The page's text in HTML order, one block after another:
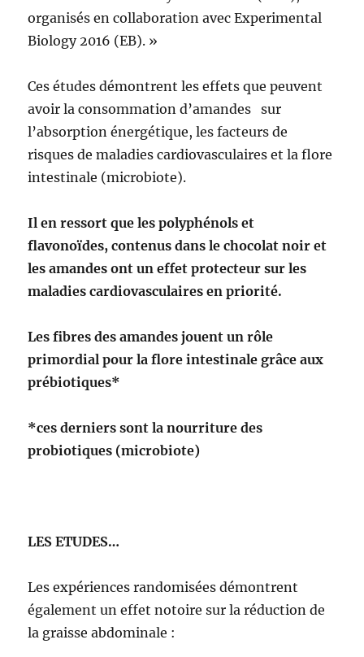
organisés en collaboration avec Experimental
Biology 2016 (EB). »
Ces études démontrent les effets que peuvent
avoir la consommation d’amandes sur
l’absorption énergétique, les facteurs de
risques de maladies cardiovasculaires et la flore
intestinale (microbiote).
Il en ressort que les polyphénols et
flavonoïdes, contenus dans le chocolat noir et
les amandes ont un effet protecteur sur les
maladies cardiovasculaires en priorité.
Les fibres des amandes jouent un rôle
primordial pour la flore intestinale grâce aux
prébiotiques*
*ces derniers sont la nourriture des
probiotiques (microbiote)
LES ETUDES…
Les expériences randomisées démontrent
également un effet notoire sur la réduction de
la graisse abdominale :